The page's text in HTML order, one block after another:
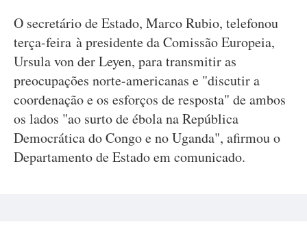
O secretário de Estado, Marco Rubio, telefonou
terça-feira à presidente da Comissão Europeia,
Ursula von der Leyen, para transmitir as
preocupações norte-americanas e "discutir a
coordenação e os esforços de resposta" de ambos
os lados "ao surto de ébola na República
Democrática do Congo e no Uganda", afirmou o
Departamento de Estado em comunicado.